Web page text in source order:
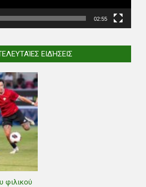
02:55
ΕΙΔΉΣΕΙΣ
φιλικού